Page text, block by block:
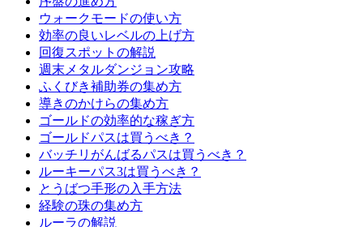
ウォークモードの使い方
効率の良いレベルの上げ方
回復スポットの解説
週末メタルダンジョン攻略
ふくびき補助券の集め方
導きのかけらの集め方
ゴールドの効率的な稼ぎ方
ゴールドパスは買うべき？
バッチリがんばるパスは買うべき？
ルーキーパス3は買うべき？
とうばつ手形の入手方法
経験の珠の集め方
ルーラの解説